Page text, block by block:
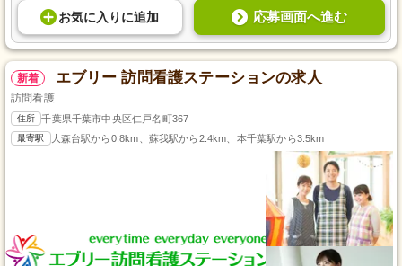
お気に入り に追加 応募画面へ進む
新着 エブリー 訪問看護ステーションの求人
訪問看護
住所 千葉県千葉市中央区仁戸名町367
最寄駅 大森台駅から0.8km、蘇我駅から2.4km、本千葉駅から3.5km